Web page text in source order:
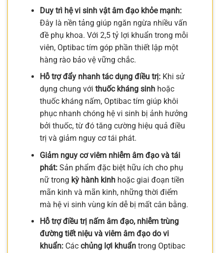
Duy trì hệ vi sinh vật âm đạo khỏe mạnh:
Đây là nền tảng giúp ngăn ngừa nhiều vấn
đề phụ khoa. Với 2,5 tỷ lợi khuẩn trong mỗi
viên, Optibac tím góp phần thiết lập một
hàng rào bảo vệ vững chắc.
Hỗ trợ đẩy nhanh tác dụng điều trị:Khi sử
dụng chung với thuốc kháng sinhhoặc
thuốc kháng nấm, Optibac tím giúp khôi
phục nhanh chóng hệ vi sinh bị ảnh hưởng
bởi thuốc, từ đó tăng cường hiệu quả điều
trị và giảm nguy cơ tái phát.
Giảm nguy cơ viêm nhiễm âm đạo và tái
phát:Sản phẩm đặc biệt hữu ích cho phụ
nữ trong kỳ hành kinhhoặc giai đoạn tiền
mãn kinh và mãn kinh, những thời điểm
mà hệ vi sinh vùng kín dễ bị mất cân bằng.
Hỗ trợ điều trị nấm âm đạo, nhiễm trùng
đường tiết niệu và viêm âm đạo do vi
khuẩn:Các chủng lợi khuẩntrong Optibac